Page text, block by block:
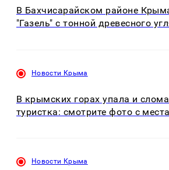
В Бахчисарайском районе
"Газель" с тонной древесного
Новости Крыма
В крымских горах упала и
туристка: смотрите фото с
Новости Крыма